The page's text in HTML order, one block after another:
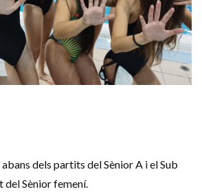
dels partits del Sènior A i el Sub
del Sènior femení.